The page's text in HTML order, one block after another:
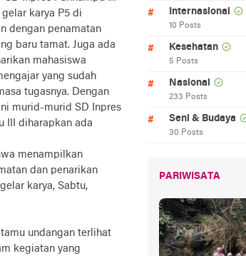
gelar karya P5 di
dengan penamatan
baru tamat. Juga ada
mahasiswa
yang sudah
tugasnya. Dengan
murid-murid SD Inpres
III diharapkan ada
menampilkan
dan penarikan
karya, Sabtu,
undangan terlihat
kegiatan yang
Internasional
10 Posts
Kesehatan
5 Posts
Nasional
233 Posts
Seni & Budaya
30 Posts
PARIWISATA